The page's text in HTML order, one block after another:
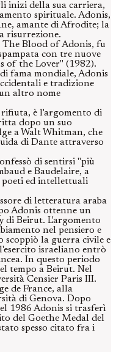
inizi della sua carriera,
spirituale. Adonis,
amante di Afrodite; la
risurrezione.
The Blood of Adonis, fu
con tre nuove
of the Lover" (1982).
fama mondiale, Adonis
e tradizione
un altro nome
è l'argomento di
dopo un suo
a Walt Whitman, che
di Dante attraverso
di sentirsi "più
e Baudelaire, a
poeti ed intellettuali
di letteratura araba
Adonis ottenne un
di Beirut. L'argomento
nel pensiero e
scoppiò la guerra civile e
israeliano entrò
In questo periodo
tempo a Beirut. Nel
Censier Paris III.
de France, alla
di Genova. Dopo
1986 Adonis si trasferì
del Goethe Medal del
spesso citato fra i